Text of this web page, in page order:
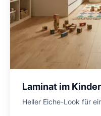
Laminat im
Heller Eiche-Look für